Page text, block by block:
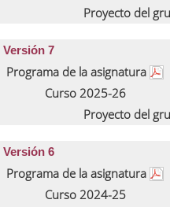
Proyecto del
Versión 7
Programa de la asignatura
Curso 2025-26
Proyecto del
Versión 6
Programa de la asignatura
Curso 2024-25